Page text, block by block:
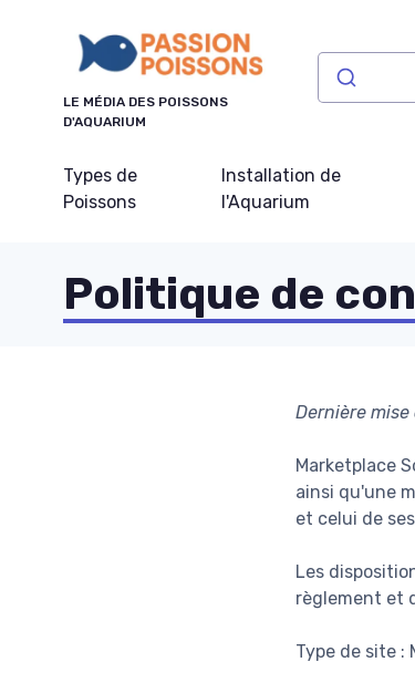
LE MÉDIA DES POISSONS
D'AQUARIUM
Types de
Poissons
Installation de
l'Aquarium
Politique de
Dernière
Marketplace
ainsi qu'une
et celui de
Les
règlement et
Type de site :